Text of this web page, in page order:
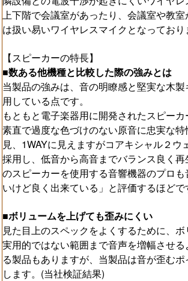
上下階で会議室があったり、会議室や教
は扱い易いワイヤレスマイクとなっており
【スピーカーの特長】
■数ある他機種と比較した際の強みとは
当製品の強みは、音の明瞭感と堅実な木
用している点です。
もともと電子楽器用に開発されたスピー
素直で過度な色づけのない原音に忠実な
見、1WAYに見えますがコアキシャル２ウ
採用し、低音から高音までバランス良く
のスピーカーを使用する音響機器のプロも
いけど良く出来ている」と評価するほどで
■ボリュームを上げても歪みにくい
見た目上のスペックをよくするために、
実用的ではない範囲まで音声を増幅させ
る製品もありますが、当製品は音が歪む
します。(当社検証結果)